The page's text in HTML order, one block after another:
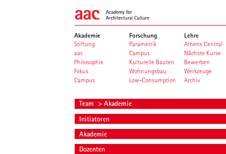
Akademie
Stiftung
aac
Philosophie
Fokus
Campus
Forschung
Parametrik
Campus
Kulturelle Bauten
Wohnungsbau
Low-Consumption
Lehre
Athens Central
Nächste Kurse
Bewerben
Werkzeuge
Archiv
Team > Akademie
Initiatoren
Akademie
Dozenten